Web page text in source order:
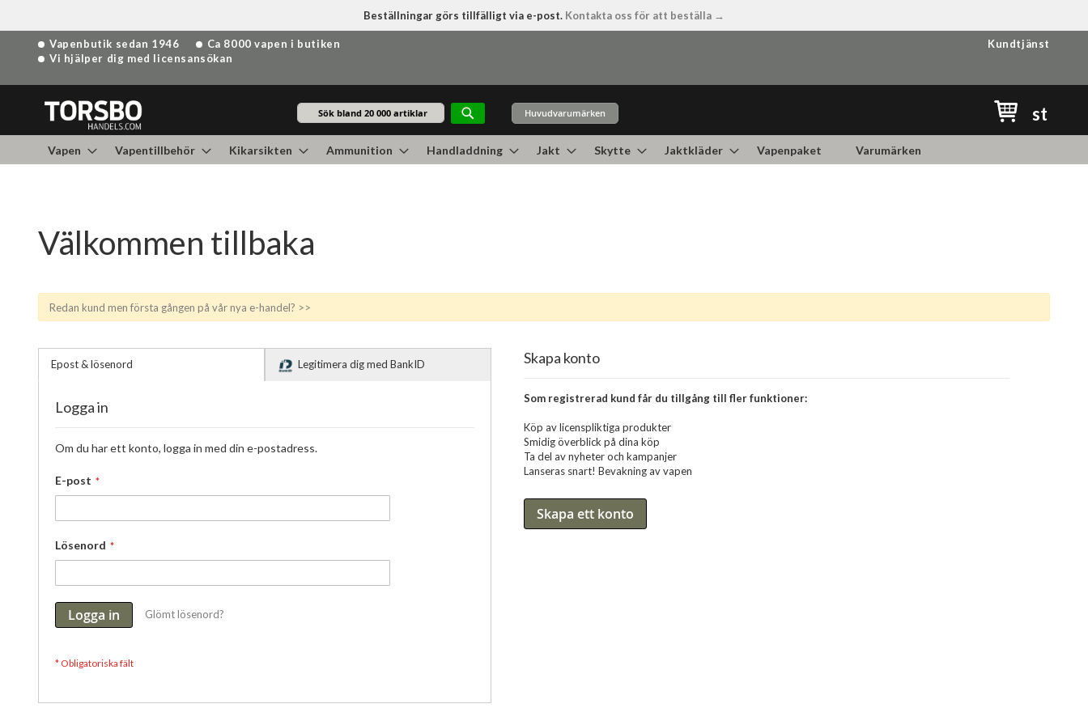
Beställningar görs tillfälligt via e-post. Kontakta oss för att beställa →
Hoppa
till
Vapenbutik sedan 1946
Ca 8000 vapen i butiken
Vi hjälper dig med licensansökan
Kundtjänst
Sök
Huvudvarumärken st
Vapen Vapentillbehör Kikarsikten Ammunition Handladdning Jakt Skytte Jaktkläder Vapenpaket Varumärken
Välkommen tillbaka
Redan kund men första gången på vår nya e-handel? >>
Epost & lösenord Legitimera dig med BankID
Logga in
Om du har ett konto, logga in med din e-postadress.
E-post
Lösenord
Logga in Glömt lösenord?
Skapa konto
Som registrerad kund får du tillgång till fler funktioner:
Köp av licenspliktiga produkter
Smidig överblick på dina köp
Ta del av nyheter och kampanjer
Lanseras snart! Bevakning av vapen
Skapa ett konto